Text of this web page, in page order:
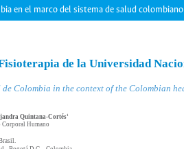
en el marco del sistema de salud colombiano